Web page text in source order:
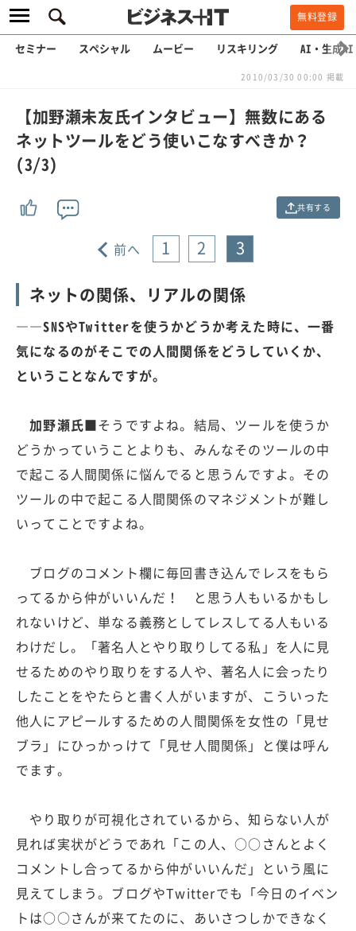
無料登録
セミナー スペシャル ムービー リスキリング AI・生成AI
2010/03/30 00:00 掲載
【加野瀬未友氏インタビュー】無数にある
ネットツールをどう使いこなすべきか？
(3/3)
共有する
前へ 1 2 3
ネットの関係、リアルの関係
――SNSやTwitterを使うかどうか考えた時に、一番
気になるのがそこでの人間関係をどうしていくか、
ということなんですが。
加野瀬氏■そうですよね。結局、ツールを使うか
どうかっていうことよりも、みんなそのツールの中
で起こる人間関係に悩んでると思うんですよ。その
ツールの中で起こる人間関係のマネジメントが難し
いってことですよね。
ブログのコメント欄に毎回書き込んでレスをもら
ってるから仲がいいんだ！ と思う人もいるかもし
れないけど、単なる義務としてレスしてる人もいる
わけだし。「著名人とやり取りしてる私」を人に見
せるためのやり取りをする人や、著名人に会ったり
したことをやたらと書く人がいますが、こういった
他人にアピールするための人間関係を女性の「見せ
ブラ」にひっかっけて「見せ人間関係」と僕は呼ん
でます。
やり取りが可視化されているから、知らない人が
見れば実状がどうであれ「この人、○○さんとよく
コメントし合ってるから仲がいいんだ」という風に
見えてしまう。ブログやTwitterでも「今日のイベン
トは○○さんが来てたのに、あいさつしかできなく